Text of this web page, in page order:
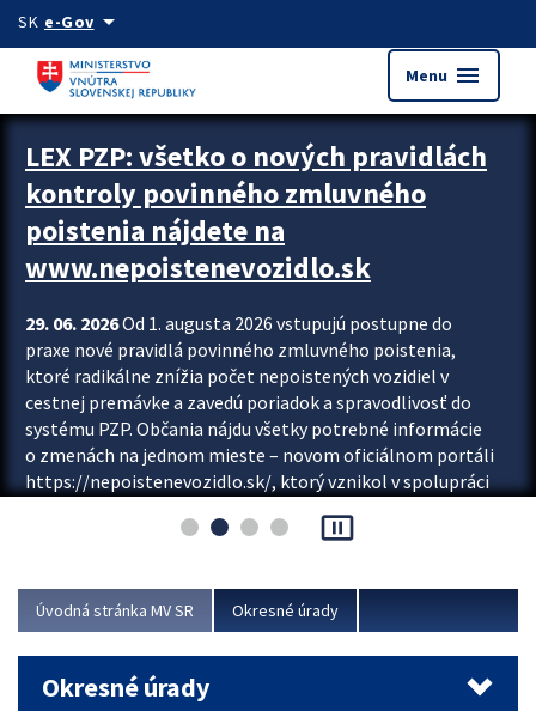
Preskocit na hlavný obsah
SK e-Govarrow_drop_down
Menu menu
Zastavit automatický posun upútavok
LEX PZP: všetko o nových pravidlách
kontroly povinného zmluvného
poistenia nájdete na
www.nepoistenevozidlo.sk
29. 06. 2026Od 1. augusta 2026 vstupujú postupne do
praxe nové pravidlá povinného zmluvného poistenia,
ktoré radikálne znížia počet nepoistených vozidiel v
cestnej premávke a zavedú poriadok a spravodlivosť do
systému PZP. Občania nájdu všetky potrebné informácie
o zmenách na jednom mieste – novom oficiálnom portáli
https://nepoistenevozidlo.sk/, ktorý vznikol v spolupráci
asociácie poisťovní (SLASPO) a Ministerstva vnútra SR.
Viac
pause_presentation
Úvodná stránka MV SR Okresné úrady
Okresné úrady